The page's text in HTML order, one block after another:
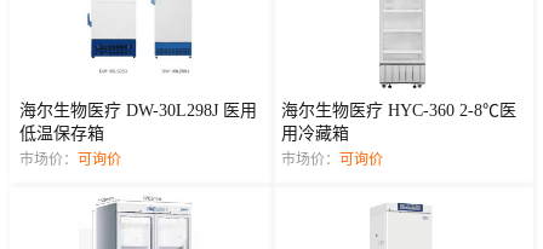
海尔生物医疗 DW-30L298J 医用
低温保存箱
市场价： 可询价
海尔生物医疗 HYC-360 2-8℃医
用冷藏箱
市场价： 可询价